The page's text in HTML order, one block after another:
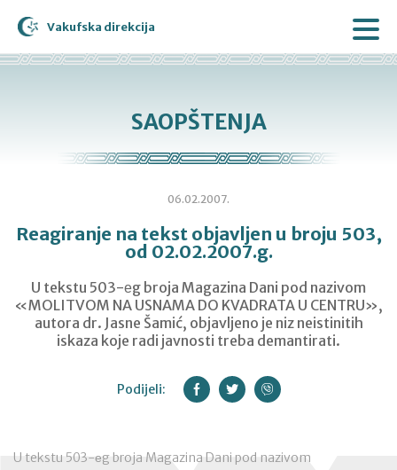
Vakufska direkcija
SAOPŠTENJA
06.02.2007.
Reagiranje na tekst objavljen u broju 503,
od 02.02.2007.g.
U tekstu 503-еg broja Magazina Dani pod nazivom
«MOLITVOM NA USNAMA DO KVADRATA U CENTRU»,
autora dr. Jasne Šamić, objavljeno je niz neistinitih
iskaza koje radi javnosti treba demantirati.
Podijeli:
U tekstu 503-еg broja Magazina Dani pod nazivom